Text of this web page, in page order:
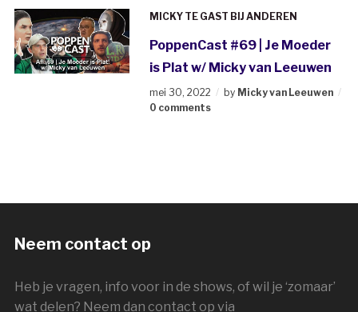
MICKY TE GAST BIJ ANDEREN
PoppenCast #69 | Je Moeder
is Plat w/ Micky van Leeuwen
mei 30, 2022 by Micky van Leeuwen
0 comments
Neem contact op
Heb je vragen, info voor in de shows, of wil je ‘zomaar’
wat delen? Neem dan contact op via